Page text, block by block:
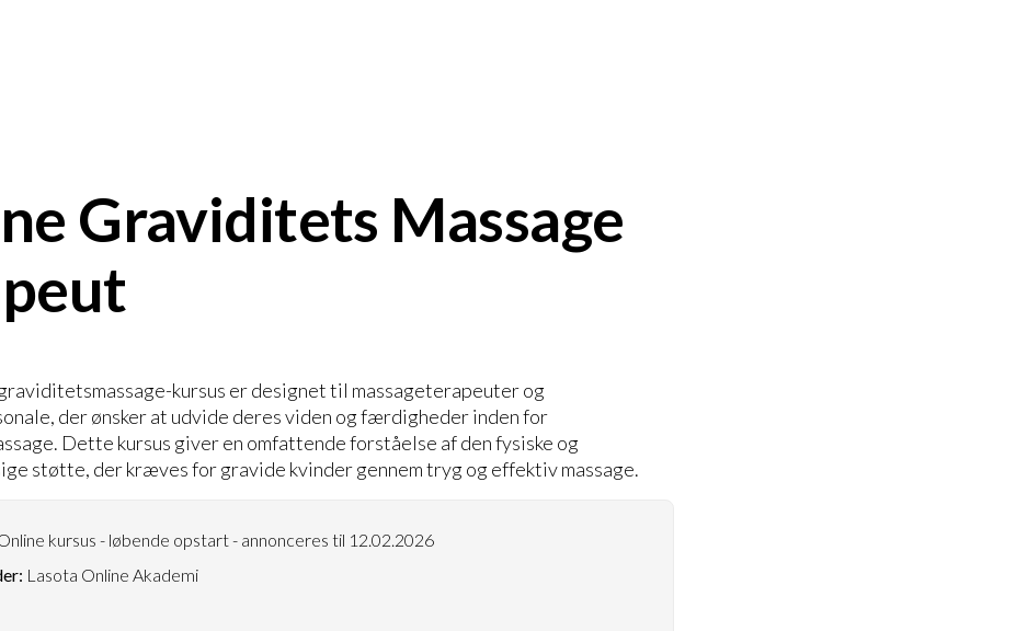
Graviditets Massage
kursus er designet til massageterapeuter og
der ønsker at udvide deres viden og færdigheder inden for
Dette kursus giver en omfattende forståelse af den fysiske og
støtte, der kræves for gravide kvinder gennem tryg og effektiv massage.
kursus - løbende opstart - annonceres til 12.02.2026
Lasota Online Akademi